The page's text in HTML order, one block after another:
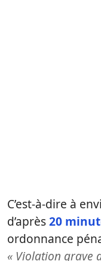
C’est-à-dire à
d’après20
ordonnance
« Violation grave